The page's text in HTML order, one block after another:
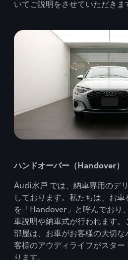
いてご説明をさせていただきま
ハンドオーバー（Handover）
Audi水戸 では、納車専用のデ
しております。私たちは、お
を「Handover」と呼んでおり
車説明や納車式が行われます
部屋は、お車がお客様の大切
客様のアウディライフがスタ
ります。